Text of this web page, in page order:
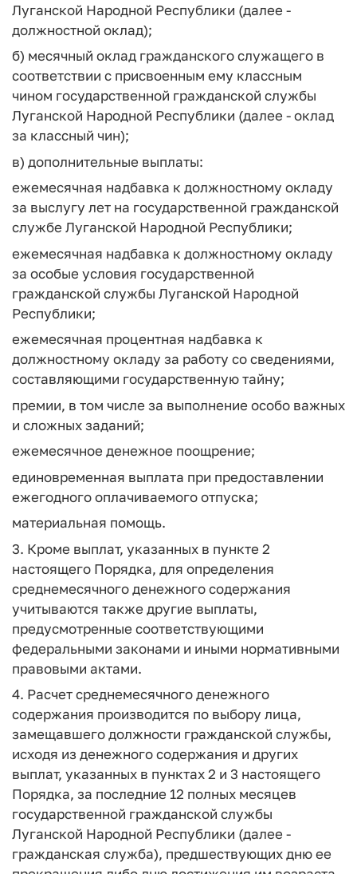
Луганской Народной Республики (далее -
должностной оклад);
б) месячный оклад гражданского служащего в
соответствии с присвоенным ему классным
чином государственной гражданской службы
Луганской Народной Республики (далее - оклад
за классный чин);
в) дополнительные выплаты:
ежемесячная надбавка к должностному окладу
за выслугу лет на государственной гражданской
службе Луганской Народной Республики;
ежемесячная надбавка к должностному окладу
за особые условия государственной
гражданской службы Луганской Народной
Республики;
ежемесячная процентная надбавка к
должностному окладу за работу со сведениями,
составляющими государственную тайну;
премии, в том числе за выполнение особо важных
и сложных заданий;
ежемесячное денежное поощрение;
единовременная выплата при предоставлении
ежегодного оплачиваемого отпуска;
материальная помощь.
3. Кроме выплат, указанных в пункте 2
настоящего Порядка, для определения
среднемесячного денежного содержания
учитываются также другие выплаты,
предусмотренные соответствующими
федеральными законами и иными нормативными
правовыми актами.
4. Расчет среднемесячного денежного
содержания производится по выбору лица,
замещавшего должности гражданской службы,
исходя из денежного содержания и других
выплат, указанных в пунктах 2 и 3 настоящего
Порядка, за последние 12 полных месяцев
государственной гражданской службы
Луганской Народной Республики (далее -
гражданская служба), предшествующих дню ее